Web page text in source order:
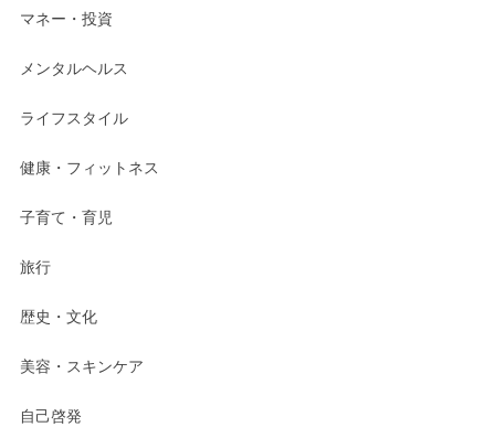
マネー・投資
メンタルヘルス
ライフスタイル
健康・フィットネス
子育て・育児
旅行
歴史・文化
美容・スキンケア
自己啓発